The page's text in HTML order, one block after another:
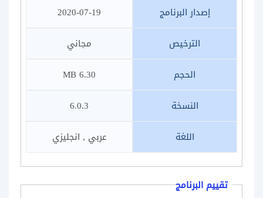
إصدار البرنامج
2020-07-19
الترخيص
مجاني
الحجم
6.30 MB
النسخة
6.0.3
اللغة
عربي , انجليزي
تقييم البرنامج